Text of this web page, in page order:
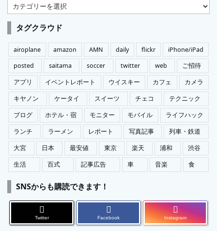
カ
テ
ゴ
リ
ー
タグクラウド
airoplane amazon AMN daily flickr
iPhone/iPad
posted
saitama soccer twitter web
ご招待
アプリ
イベントレポート ウイスキー カフェ
カメラ
キヤノン
ケータイ スイーツ チェコ
テクニック
ブログ
ホテル・宿 モニター モバイル
ライフハック
ランチ
ラーメン レポート 写真記事
列車・鉄道
大宮
日本 最安値 東京 楽天 浦和
渋谷
生活
百式 記事広告 車 音楽 食
SNSからも購読できます！
Twitter Facebook Instagram